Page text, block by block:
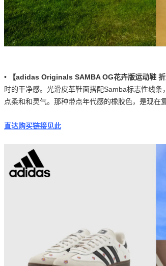
• 【adidas Originals SAMBA OG花卉版运动鞋 折
时的干净感。光滑皮革鞋面搭配Samba标志性线
点柔和和灵气。那种带点年代感的橡胶色，是现在
直达购买链接见此